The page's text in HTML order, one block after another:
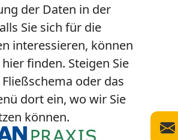
der Daten in der
Sie sich für die
interessieren, können
hier finden. Steigen Sie
oder das
dort ein, wo wir Sie
können.